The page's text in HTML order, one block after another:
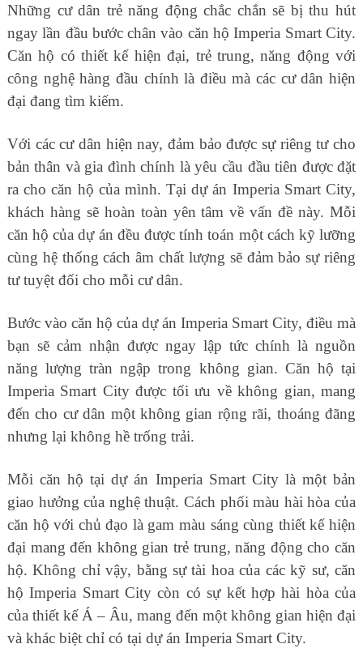
Những cư dân trẻ năng động chắc chắn sẽ bị thu hút
ngay lần đầu bước chân vào căn hộ Imperia Smart City.
Căn hộ có thiết kế hiện đại, trẻ trung, năng động với
công nghệ hàng đầu chính là điều mà các cư dân hiện
đại đang tìm kiếm.
Với các cư dân hiện nay, đảm bảo được sự riêng tư cho
bản thân và gia đình chính là yêu cầu đầu tiên được đặt
ra cho căn hộ của mình. Tại dự án Imperia Smart City,
khách hàng sẽ hoàn toàn yên tâm về vấn đề này. Mỗi
căn hộ của dự án đều được tính toán một cách kỹ lưỡng
cùng hệ thống cách âm chất lượng sẽ đảm bảo sự riêng
tư tuyệt đối cho mỗi cư dân.
Bước vào căn hộ của dự án Imperia Smart City, điều mà
bạn sẽ cảm nhận được ngay lập tức chính là nguồn
năng lượng tràn ngập trong không gian. Căn hộ tại
Imperia Smart City được tối ưu về không gian, mang
đến cho cư dân một không gian rộng rãi, thoáng đãng
nhưng lại không hề trống trải.
Mỗi căn hộ tại dự án Imperia Smart City là một bản
giao hưởng của nghệ thuật. Cách phối màu hài hòa của
căn hộ với chủ đạo là gam màu sáng cùng thiết kế hiện
đại mang đến không gian trẻ trung, năng động cho căn
hộ. Không chỉ vậy, bằng sự tài hoa của các kỹ sư, căn
hộ Imperia Smart City còn có sự kết hợp hài hòa của
của thiết kế Á – Âu, mang đến một không gian hiện đại
và khác biệt chỉ có tại dự án Imperia Smart City.